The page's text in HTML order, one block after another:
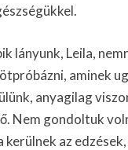
lányunk, Leila,
aminek
anyagilag
Nem gondoltuk
kerülnek az